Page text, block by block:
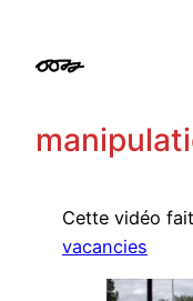
contenu
Cette vidéo
vacancies